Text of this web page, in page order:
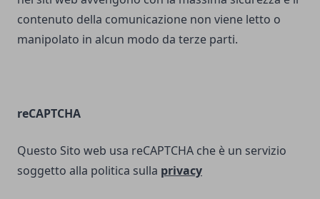
contenuto della comunicazione non viene letto o
manipolato in alcun modo da terze parti.
reCAPTCHA
Questo Sito web usa reCAPTCHA che è un servizio
soggetto alla politica sulla privacy